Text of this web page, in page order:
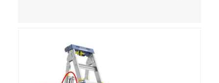
quemadura para los usuarios.